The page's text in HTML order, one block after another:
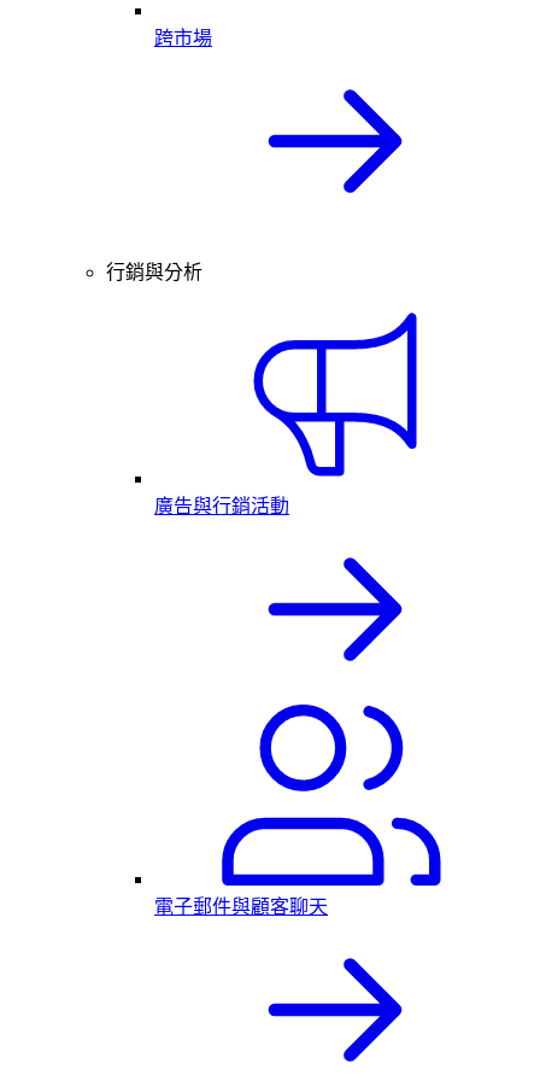
跨市場
行銷與分析
廣告與行銷活動
電子郵件與顧客聊天